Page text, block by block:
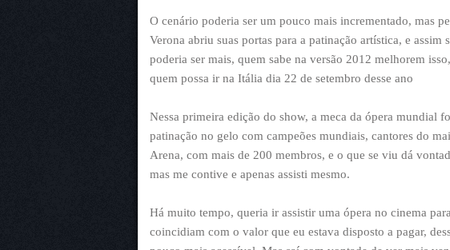
O cenário poderia ser um pouco mais incrementado, mas
Verona abriu suas portas para a patinação artística, e
poderia ser mais, quem sabe na versão 2012 melhorem
quem possa ir na Itália dia 22 de setembro desse ano
Nessa primeira edição do show, a meca da ópera mundial
patinação no gelo com campeões mundiais, cantores do
Arena, com mais de 200 membros, e o que se viu dá
mas me contive e apenas assisti mesmo.
Há muito tempo, queria ir assistir uma ópera no cinema
coincidiam com o valor que eu estava disposto a pagar,